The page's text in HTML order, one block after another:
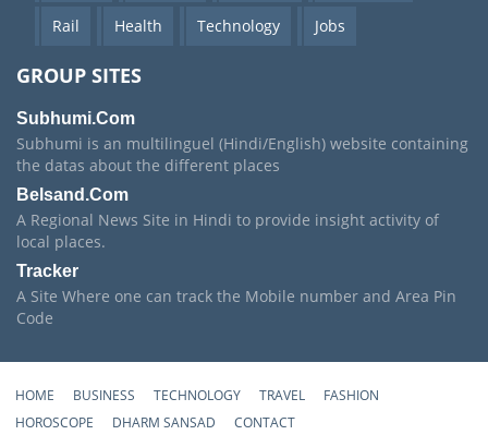
Rail Health Technology Jobs
GROUP SITES
Subhumi.Com
Subhumi is an multilinguel (Hindi/English) website containing
the datas about the different places
Belsand.Com
A Regional News Site in Hindi to provide insight activity of
local places.
Tracker
A Site Where one can track the Mobile number and Area Pin
Code
HOME BUSINESS TECHNOLOGY TRAVEL
FASHION
HOROSCOPE
DHARM SANSAD CONTACT